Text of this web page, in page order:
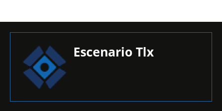
Escenario Tlx